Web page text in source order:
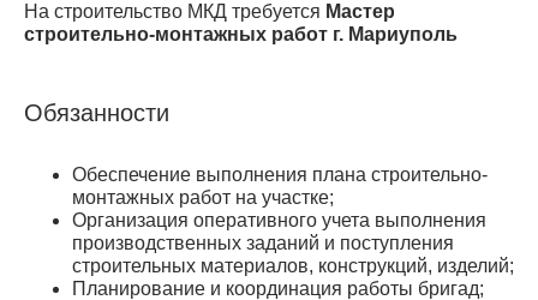
На строительство МКД требуется Мастер
строительно-монтажных работ г. Мариуполь
Обязaнноcти
Обеспечение выполнения плана строительно-
монтажных работ на участке;
Организация оперативного учета выполнения
производственных заданий и поступления
строительных материалов, конструкций, изделий;
Планирование и координация работы бригад;